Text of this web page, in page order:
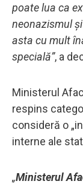
poate lua ca
neonazismul
asta cu mult
specială”, a
Ministerul
respins
consideră o
interne ale
„Ministerul